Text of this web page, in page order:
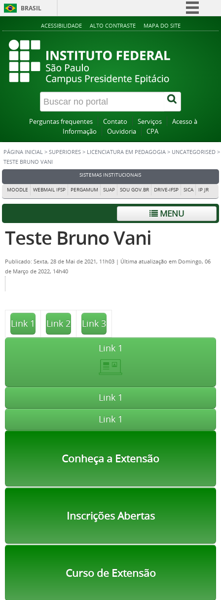
BRASIL
Simplifique!
Participe
Legislação
ACESSIBILIDADE ALTO CONTRASTE MAPA DO SITE
Perguntas frequentes Contato Serviços
Acesso à
Informação
Ouvidoria CPA
PÁGINA INICIAL > SUPERIORES > LICENCIATURA EM PEDAGOGIA > UNCATEGORISED >
TESTE BRUNO VANI
SISTEMAS INSTITUCIONAIS
MOODLE WEBMAIL IFSP PERGAMUM SUAP SOU GOV.BR DRIVE-IFSP SICA IP JR
MENU
Teste Bruno Vani
Publicado: Sexta, 28 de Mai de 2021, 11h03 | Última atualização em Domingo, 06
de Março de 2022, 14h40
Link 1 Link 2 Link 3
Link 1
Link 1
Link 1
Conheça a Extensão
Inscrições Abertas
Curso de Extensão